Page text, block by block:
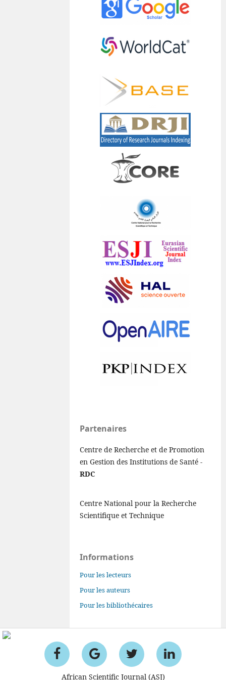
Partenaires
Centre de Recherche et de Promotion
en Gestion des Institutions de Santé -
RDC
Centre National pour la Recherche
Scientifique et Technique
Informations
Pour les lecteurs
Pour les auteurs
Pour les bibliothécaires
African Scientific Journal (ASJ)